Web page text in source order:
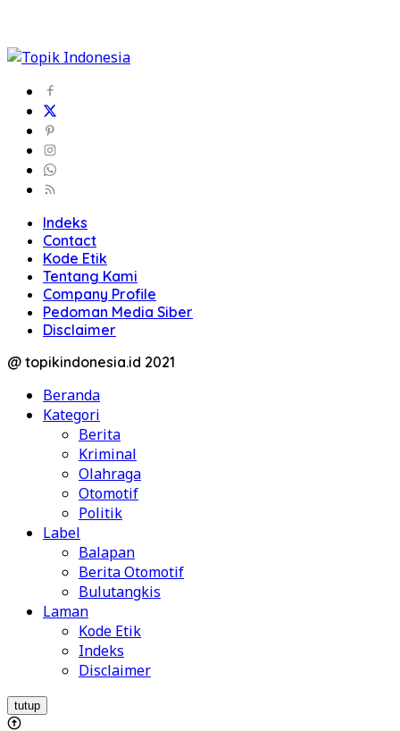
Indeks
Contact
Kode Etik
Tentang Kami
Company Profile
Pedoman Media Siber
Disclaimer
@ topikindonesia.id 2021
Beranda
Kategori
Berita
Kriminal
Olahraga
Otomotif
Politik
Label
Balapan
Berita Otomotif
Bulutangkis
Laman
Kode Etik
Indeks
Disclaimer
tutup